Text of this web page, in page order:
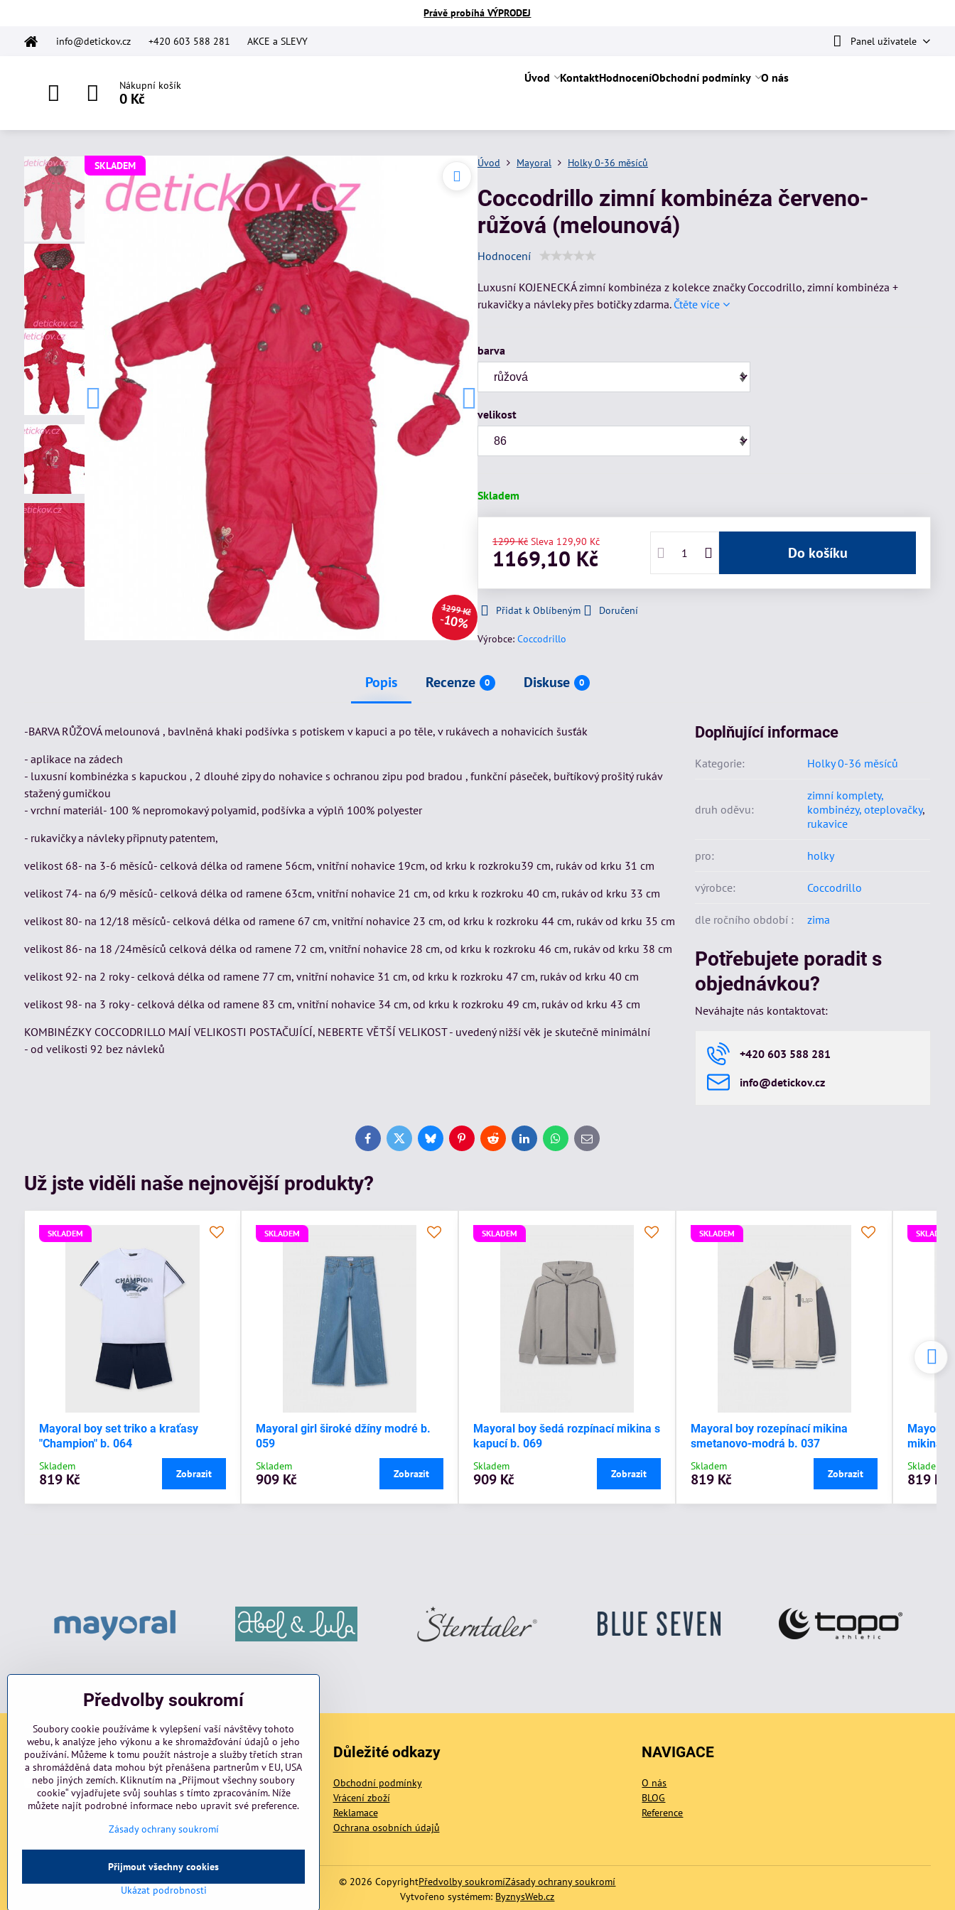
Právě probíhá VÝPRODEJ
info@detickov.cz +420 603 588 281 AKCE a SLEVY Panel uživatele
Nákupní košík
0 Kč
Úvod KontaktHodnoceníObchodní podmínky O nás
SKLADEM
1299 Kč
10%
Úvod Mayoral Holky 0-36 měsíců
Coccodrillo zimní kombinéza červeno-
růžová (melounová)
Hodnocení
Luxusní KOJENECKÁ zimní kombinéza z kolekce značky Coccodrillo, zimní kombinéza +
rukavičky a návleky přes botičky zdarma. Čtěte více
barva
velikost
Skladem
1299 Kč Sleva 129,90 Kč
1169,10 Kč Do košíku
Přidat k Oblíbeným Doručení
Výrobce: Coccodrillo
Popis Recenze 0 Diskuse 0
-BARVA RŮŽOVÁ melounová , bavlněná khaki podšívka s potiskem v kapuci a po těle, v rukávech a nohavicích šusťák
- aplikace na zádech
- luxusní kombinézka s kapuckou , 2 dlouhé zipy do nohavice s ochranou zipu pod bradou , funkční páseček, buřtíkový prošitý rukáv
stažený gumičkou
- vrchní materiál- 100 % nepromokavý polyamid, podšívka a výplň 100% polyester
- rukavičky a návleky připnuty patentem,
velikost 68- na 3-6 měsíců- celková délka od ramene 56cm, vnitřní nohavice 19cm, od krku k rozkroku39 cm, rukáv od krku 31 cm
velikost 74- na 6/9 měsíců- celková délka od ramene 63cm, vnitřní nohavice 21 cm, od krku k rozkroku 40 cm, rukáv od krku 33 cm
velikost 80- na 12/18 měsíců- celková délka od ramene 67 cm, vnitřní nohavice 23 cm, od krku k rozkroku 44 cm, rukáv od krku 35 cm
velikost 86- na 18 /24měsíců celková délka od ramene 72 cm, vnitřní nohavice 28 cm, od krku k rozkroku 46 cm, rukáv od krku 38 cm
velikost 92- na 2 roky - celková délka od ramene 77 cm, vnitřní nohavice 31 cm, od krku k rozkroku 47 cm, rukáv od krku 40 cm
velikost 98- na 3 roky - celková délka od ramene 83 cm, vnitřní nohavice 34 cm, od krku k rozkroku 49 cm, rukáv od krku 43 cm
KOMBINÉZKY COCCODRILLO MAJÍ VELIKOSTI POSTAČUJÍCÍ, NEBERTE VĚTŠÍ VELIKOST - uvedený nižší věk je skutečně minimální
- od velikosti 92 bez návleků
Doplňující informace
Kategorie: Holky 0-36 měsíců
druh oděvu:
zimní komplety,
kombinézy, oteplovačky,
rukavice
pro: holky
výrobce: Coccodrillo
dle ročního období : zima
Potřebujete poradit s
objednávkou?
Neváhajte nás kontaktovat:
+420 603 588 281
info​@detickov​.cz
FacebookTwitterBlueskyPinterestRedditLinkedInWhatsApp
E-
mail
Už jste viděli naše nejnovější produkty?
SKLADEM
Mayoral boy set triko a kraťasy
"Champion" b. 064
Skladem
819 Kč Zobrazit
SKLADEM
Mayoral girl široké džíny modré b.
059
Skladem
909 Kč Zobrazit
SKLADEM
Mayoral boy šedá rozpínací mikina s
kapucí b. 069
Skladem
909 Kč Zobrazit
SKLADEM
Mayoral boy rozepínací mikina
smetanovo-modrá b. 037
Skladem
819 Kč Zobrazit
SKLADEM
Mayoral
mikina s
Skladem
819 Kč
Sociální sítě
Facebook Instagram blog
Důležité odkazy
Obchodní podmínky
Vrácení zboží
Reklamace
Ochrana osobních údajů
NAVIGACE
O nás
BLOG
Reference
© 2026 CopyrightPředvolby soukromíZásady ochrany soukromí
Vytvořeno systémem: ByznysWeb.cz
Předvolby soukromí
Soubory cookie používáme k vylepšení vaší návštěvy tohoto
webu, k analýze jeho výkonu a ke shromažďování údajů o jeho
používání. Můžeme k tomu použít nástroje a služby třetích stran
a shromážděná data mohou být přenášena partnerům v EU, USA
nebo jiných zemích. Kliknutím na „Přijmout všechny soubory
cookie“ vyjadřujete svůj souhlas s tímto zpracováním. Níže
můžete najít podrobné informace nebo upravit své preference.
Zásady ochrany soukromí
Ukázat podrobnosti
Přijmout všechny cookies